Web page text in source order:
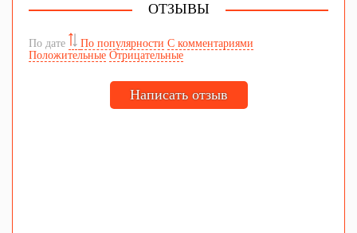
ОТЗЫВЫ
По дате По популярности С комментариями
Положительные Отрицательные
Написать отзыв